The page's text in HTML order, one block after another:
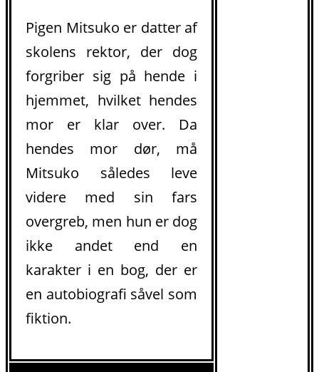
Pigen Mitsuko er datter af
skolens rektor, der dog
forgriber sig på hende i
hjemmet, hvilket hendes
mor er klar over. Da
hendes mor dør, må
Mitsuko således leve
videre med sin fars
overgreb, men hun er dog
ikke andet end en
karakter i en bog, der er
en autobiografi såvel som
fiktion.